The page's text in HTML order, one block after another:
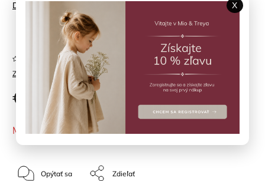
Detailné informácie
Položka bola vypredaná…
Značka: DJECO
Neohodnotené
€11
MOMENTÁLNE NEDOSTUPNÉ
Opýtať sa Zdieľať
X